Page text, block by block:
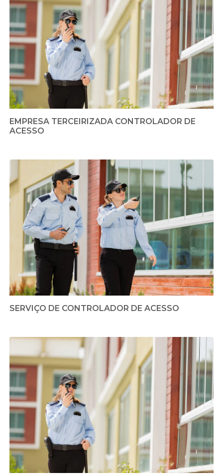
EMPRESA TERCEIRIZADA CONTROLADOR DE
ACESSO
SERVIÇO DE CONTROLADOR DE ACESSO